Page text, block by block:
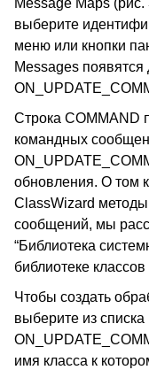
Message Maps
выберите
меню или кнопки
Messages появятся
Строка COMMAND
командных
обновления. О том
ClassWizard
сообщений, мы
“Библиотека
библиотеке
Чтобы создать
выберите из списка
имя класса к